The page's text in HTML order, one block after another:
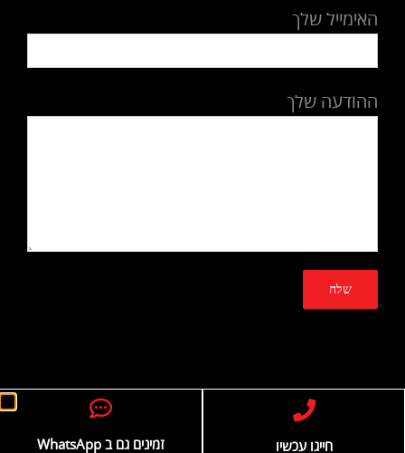
האימייל שלך
ההודעה שלך
חייגו עכשיו זמינים גם ב WhatsApp